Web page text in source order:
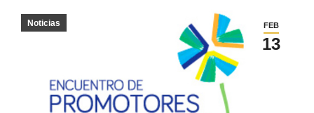
FEB
13
Noticias